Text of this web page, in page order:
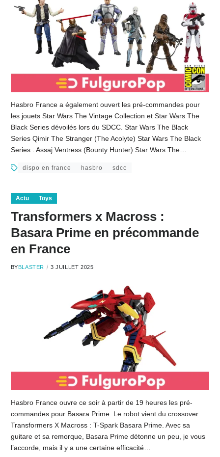
Hasbro France a également ouvert les pré-commandes pour
les jouets Star Wars The Vintage Collection et Star Wars The
Black Series dévoilés lors du SDCC. Star Wars The Black
Series Qimir The Stranger (The Acolyte) Star Wars The Black
Series : Assaj Ventress (Bounty Hunter) Star Wars The…
dispo en france hasbro sdcc
Actu Toys
Transformers x Macross :
Basara Prime en précommande
en France
BY BLASTER 3 JUILLET 2025
Hasbro France ouvre ce soir à partir de 19 heures les pré-
commandes pour Basara Prime. Le robot vient du crossover
Transformers X Macross : T-Spark Basara Prime. Avec sa
guitare et sa remorque, Basara Prime détonne un peu, je vous
l’accorde, mais il y a une certaine efficacité…